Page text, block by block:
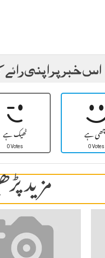
اس خبر پر اپنی
ٹھیک ہے
0 Votes ہے0 Votes
مزید